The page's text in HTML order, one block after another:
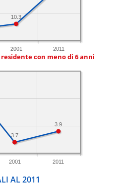
2001 2011
10.3
con meno di 6 anni
2001 2011
3.9
3.7
AL 2011